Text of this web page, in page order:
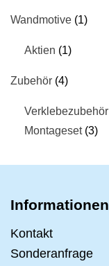
Wandmotive 1
Aktien 1
Zubehör 4
Verklebezubehör
Montageset 3
Informationen
Kontakt
Sonderanfrage